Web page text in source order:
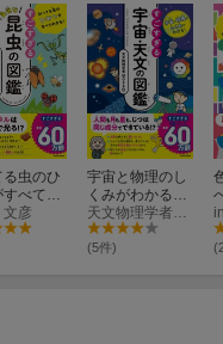
虫のひ
べてわ
すごすぎ
昆虫の
彦
宇宙と物理のし
くみがわかる！
すごすぎる宇
宙・天文の図鑑
天文物理学者BossB
(5件)